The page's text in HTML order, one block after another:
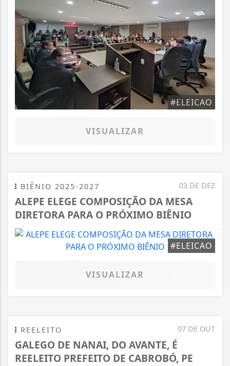
#ELEICAO
VISUALIZAR
03 DE DEZ
BIÊNIO 2025-2027
ALEPE ELEGE COMPOSIÇÃO DA MESA
DIRETORA PARA O PRÓXIMO BIÊNIO
#ELEICAO
VISUALIZAR
07 DE OUT
REELEITO
GALEGO DE NANAI, DO AVANTE, É
REELEITO PREFEITO DE CABROBÓ, PE